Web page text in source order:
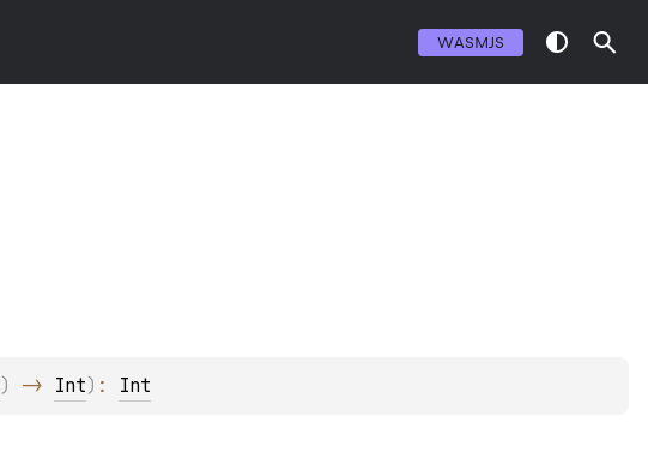
WASMJS
) -> Int) : Int